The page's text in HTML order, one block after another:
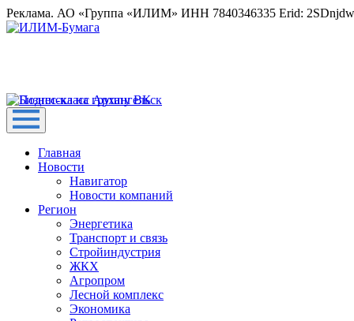
Реклама. АО «Группа «ИЛИМ» ИНН 7840346335 Erid:
Главная
Новости
Навигатор
Новости компаний
Регион
Энергетика
Транспорт и связь
Стройиндустрия
ЖКХ
Агропром
Лесной комплекс
Экономика